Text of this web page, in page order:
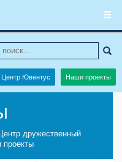
Центр Ювентус Наши проекты
дружественный
проекты